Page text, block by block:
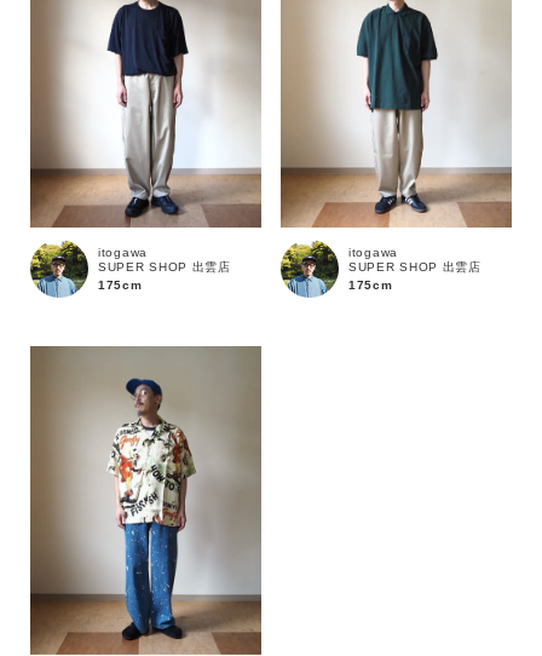
カラー
商品タイプ
itogawa
SUPER SHOP 出雲店
175cm
itogawa
SUPER SHOP 出雲店
175cm